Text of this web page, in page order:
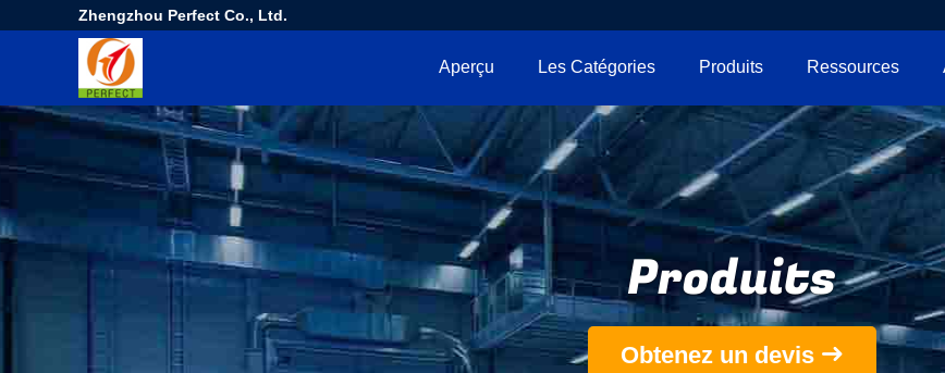
Zhengzhou Perfect Co., Ltd.
Aperçu Les Catégories Produits Ressources
Produits
Obtenez un devis